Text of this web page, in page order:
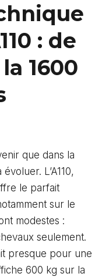
: de
1600
que dans la
L’A110,
le parfait
sur le
modestes :
seulement.
presque pour une
600 kg sur la